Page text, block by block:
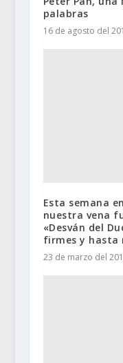
palabras
16 de agosto del
Esta semana
nuestra vena
«Desván del
firmes y hasta
23 de marzo del